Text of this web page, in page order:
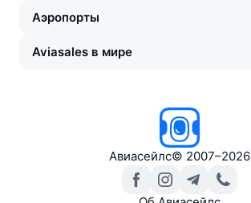
Аэропорты
Aviasales в мире
Авиасейлс© 2007–2026